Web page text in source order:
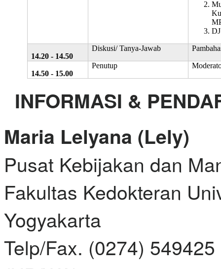
14.20 - 14.50
Diskusi/ Tanya-Jawab
14.50 - 15.00
Penutup
INFORMASI &
Maria Lelyana (Lely)
Pusat Kebijakan dan
Fakultas Kedokteran
Yogyakarta
Telp/Fax. (0274)